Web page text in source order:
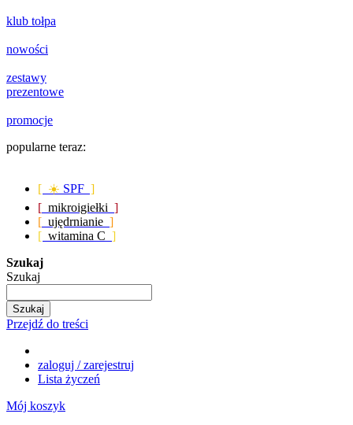
klub tołpa
nowości
zestawy
prezentowe
promocje
popularne teraz:
[ ☀️ SPF ]
[ mikroigiełki ]
[ ujędrnianie ]
[ witamina C ]
Szukaj
Szukaj
Szukaj
Przejdź do treści
zaloguj / zarejestruj
Lista życzeń
Mój koszyk